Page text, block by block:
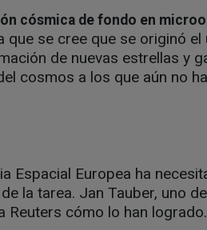
cósmica de fondo en
que se cree que se originó
de nuevas estrellas y
cosmos a los que aún no
Espacial Europea ha
la tarea. Jan Tauber, uno
Reuters cómo lo han logrado.